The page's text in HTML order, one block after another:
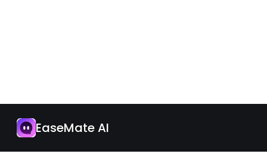
App
Jetzt upgraden
EaseMate AI